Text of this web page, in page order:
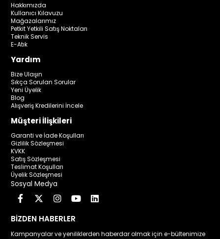
Hakkımızda
Kullanıcı Kılavuzu
Mağazalarımız
Petkit Yetkili Satış Noktaları
Teknik Servis
E-Atık
Yardım
Bize Ulaşın
Sıkça Sorulan Sorular
Yeni Üyelik
Blog
Alışveriş Kredilerini İncele
Müşteri İlişkileri
Garanti ve İade Koşulları
Gizlilik Sözleşmesi
KVKK
Satış Sözleşmesi
Teslimat Koşulları
Üyelik Sözleşmesi
Sosyal Medya
BİZDEN HABERLER
Kampanyalar ve yeniliklerden haberdar olmak için e-bültenimize